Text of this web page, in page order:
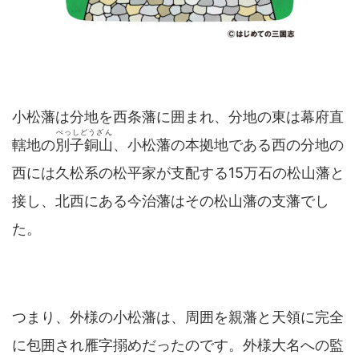
小松藩は分地を西条藩に囲まれ、分地の東は幕府直
轄地の別子銅山
べっしどうざん
、小松藩の本拠地である西の分地の
西には久松系の松平家が支配する15万石の松山藩と
接し、北西にある今治藩はその松山藩の支藩でし
た。
つまり、外様の小松藩は、周囲を親藩と天領に完全
に包囲され雁字搦めだったのです。外様大名への監